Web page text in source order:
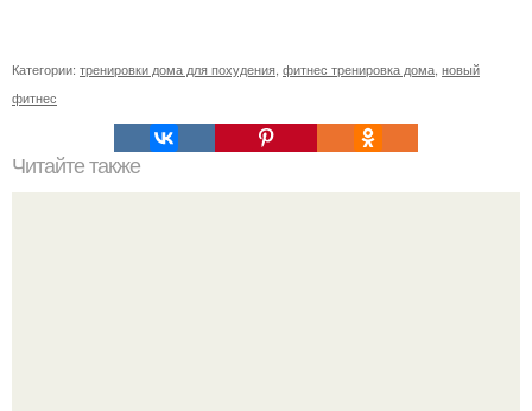
Категории: тренировки дома для похудения фитнес тренировка дома новый
фитнес
Читайте также